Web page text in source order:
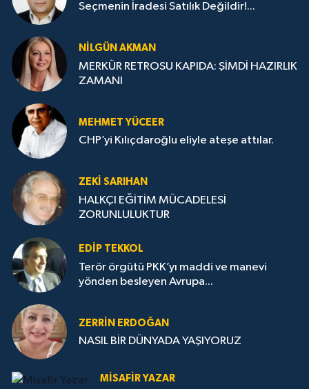
Seçmenin İradesi Satılık Değildir!...
NILGÜN AKMAN
MERKÜR RETROSU KAPIDA: ŞİMDİ HAZIRLIK
ZAMANI
MEHMET YÜCEER
CHP’yi Kılıçdaroğlu eliyle ateşe attılar.
ZEKI SARIHAN
HALKÇI EĞİTİM MÜCADELESİ
ZORUNLULUKTUR
EDIP TEKKOL
Terör örgütü PKK’yı maddi ve manevi
yönden besleyen Avrupa...
ZERRIN ERDOĞAN
NASIL BİR DÜNYADA YAŞIYORUZ
MISAFIR YAZAR